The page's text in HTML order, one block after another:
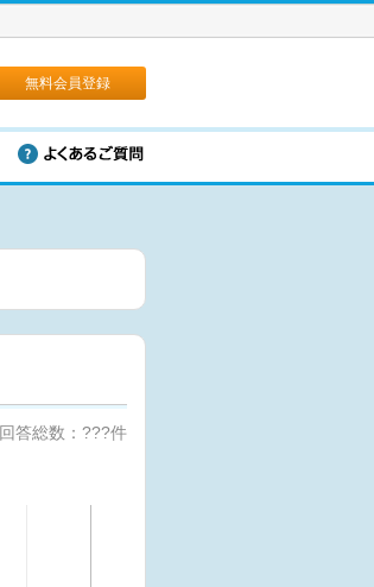
無料会員登録
回答総数：???件